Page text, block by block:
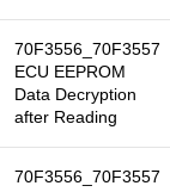
70F3556_70F3557
ECU EEPROM
Data Decryption
after Reading
70F3556_70F3557